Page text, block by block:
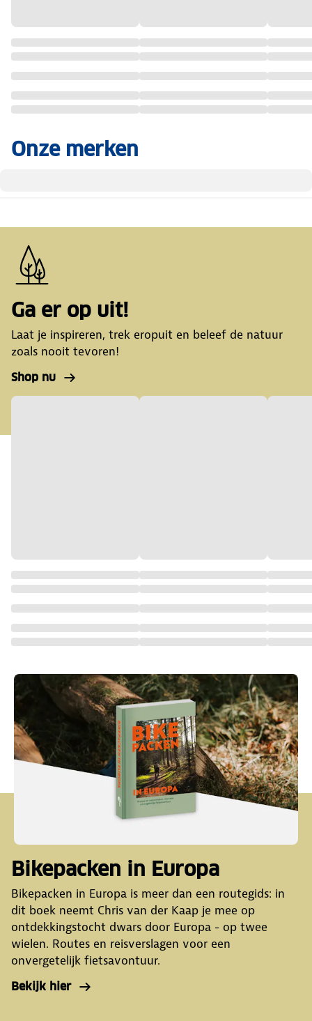
Onze merken
Ga er op uit!
Laat je inspireren, trek eropuit en beleef de natuur
zoals nooit tevoren!
Shop nu
Bikepacken in Europa
Bikepacken in Europa is meer dan een routegids: in
dit boek neemt Chris van der Kaap je mee op
ontdekkingstocht dwars door Europa - op twee
wielen. Routes en reisverslagen voor een
onvergetelijk fietsavontuur.
Bekijk hier